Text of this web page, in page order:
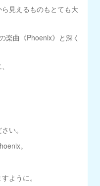
見えるものもとても大
楽曲《Phoenix》と深く
い。
。
ように。